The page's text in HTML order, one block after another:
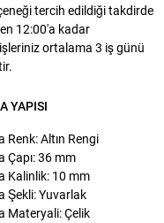
tercih edildiği takdirde
12:00'a kadar
ortalama 3 iş günü
YAPISI
Renk: Altın Rengi
Çapı: 36 mm
Kalinlik: 10 mm
Şekli: Yuvarlak
Materyali: Çelik